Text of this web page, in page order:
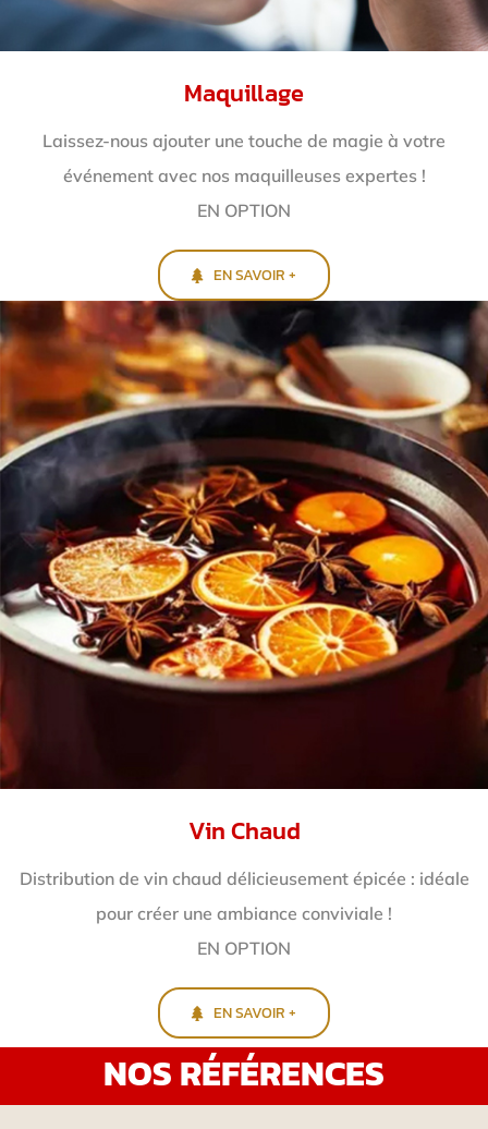
Maquillage
Laissez-nous ajouter une touche de magie à votre
événement avec nos maquilleuses expertes !
EN OPTION
EN SAVOIR +
Vin Chaud
Distribution de vin chaud délicieusement épicée : idéale
pour créer une ambiance conviviale !
EN OPTION
EN SAVOIR +
NOS RÉFÉRENCES